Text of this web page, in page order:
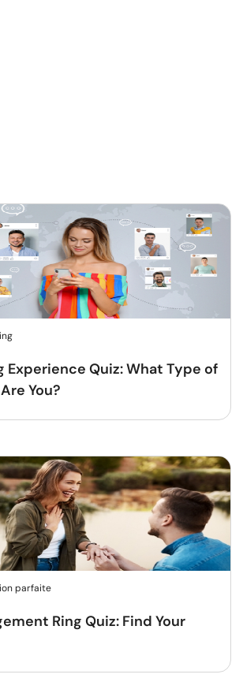
Experience Quiz: What Type of
You?
parfaite
Ring Quiz: Find Your